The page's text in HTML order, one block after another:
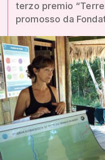
terzo premio
promosso da